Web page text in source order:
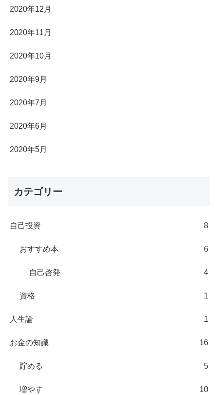
2020年12月
2020年11月
2020年10月
2020年9月
2020年7月
2020年6月
2020年5月
カテゴリー
自己投資 8
おすすめ本 6
自己啓発 4
資格 1
人生論 1
お金の知識 16
貯める 5
増やす 10